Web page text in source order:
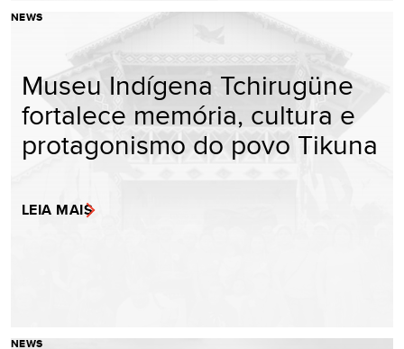
NEWS
Museu Indígena Tchirugüne
fortalece memória, cultura e
protagonismo do povo Tikuna
LEIA MAIS
NEWS